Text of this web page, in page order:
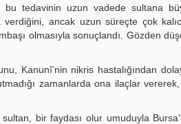
bu tedavinin uzun vadede sultana
ancak uzun süreçte çok
olmasıyla sonuçlandı. Gözden
Kanunî’nin nikris hastalığından
zamanlarda ona ilaçlar vererek,
bir faydası olur umuduyla